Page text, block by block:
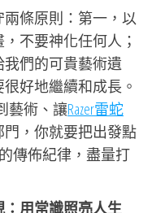
條原則：第一，以
不要神化任何人；
們的可貴藝術遺
好地繼續和成長。
藝術、讓Razer雷蛇
，你就要把出發點
傳佈紀律，盡量打
：用常識照亮人生